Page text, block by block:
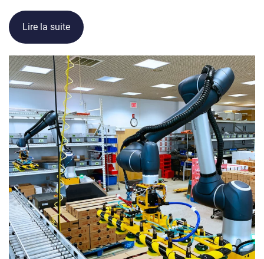
Lire la suite